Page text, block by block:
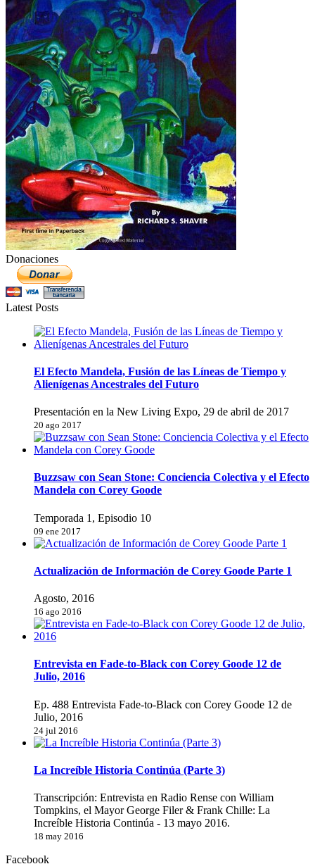
Donaciones
Latest Posts
El Efecto Mandela, Fusión de las Líneas de Tiempo y
Alienígenas Ancestrales del Futuro
Presentación en la New Living Expo, 29 de abril de 2017
20 ago 2017
Buzzsaw con Sean Stone: Conciencia Colectiva y el Efecto
Mandela con Corey Goode
Temporada 1, Episodio 10
09 ene 2017
Actualización de Información de Corey Goode Parte 1
Agosto, 2016
16 ago 2016
Entrevista en Fade-to-Black con Corey Goode 12 de
Julio, 2016
Ep. 488 Entrevista Fade-to-Black con Corey Goode 12 de
Julio, 2016
24 jul 2016
La Increíble Historia Continúa (Parte 3)
Transcripción: Entrevista en Radio Rense con William
Tompkins, el Mayor George Filer & Frank Chille: La
Increíble Historia Continúa - 13 mayo 2016.
18 may 2016
Facebook